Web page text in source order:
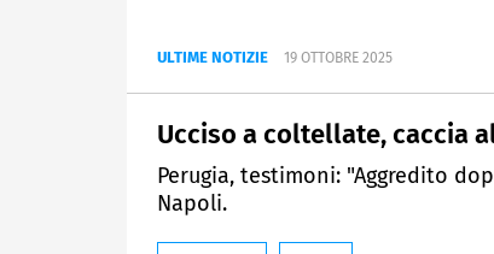
ULTIME NOTIZIE 19 OTTOBRE 2025
Ucciso a coltellate, caccia
Perugia, testimoni: "Aggredito
Napoli.